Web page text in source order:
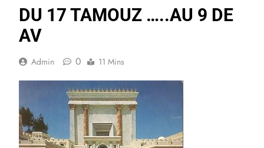
DU 17 TAMOUZ …..AU 9 DE
AV
Admin 0 11 Mins